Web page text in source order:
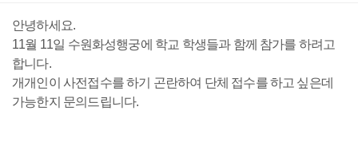
본문
안녕하세요.
11월 11일 수원화성행궁에 학교 학생들과 함께 참가를 하려고
합니다.
개개인이 사전접수를 하기 곤란하여 단체 접수를 하고 싶은데
가능한지 문의드립니다.